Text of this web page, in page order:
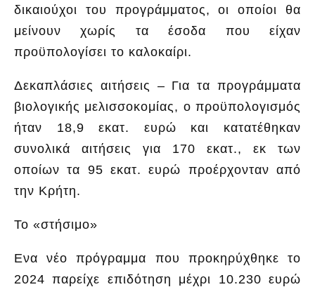
δικαιούχοι του προγράμματος, οι οποίοι θα
μείνουν χωρίς τα έσοδα που είχαν
προϋπολογίσει το καλοκαίρι.
Δεκαπλάσιες αιτήσεις – Για τα προγράμματα
βιολογικής μελισσοκομίας, ο προϋπολογισμός
ήταν 18,9 εκατ. ευρώ και κατατέθηκαν
συνολικά αιτήσεις για 170 εκατ., εκ των
οποίων τα 95 εκατ. ευρώ προέρχονταν από
την Κρήτη.
Το «στήσιμο»
Ενα νέο πρόγραμμα που προκηρύχθηκε το
2024 παρείχε επιδότηση μέχρι 10.230 ευρώ